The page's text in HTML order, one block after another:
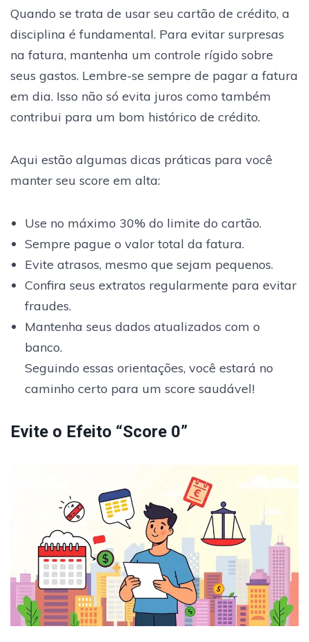
Quando se trata de usar seu cartão de crédito, a
disciplina é fundamental. Para evitar surpresas
na fatura, mantenha um controle rígido sobre
seus gastos. Lembre-se sempre de pagar a fatura
em dia. Isso não só evita juros como também
contribui para um bom histórico de crédito.
Aqui estão algumas dicas práticas para você
manter seu score em alta:
Use no máximo 30% do limite do cartão.
Sempre pague o valor total da fatura.
Evite atrasos, mesmo que sejam pequenos.
Confira seus extratos regularmente para evitar
fraudes.
Mantenha seus dados atualizados com o
banco.
Seguindo essas orientações, você estará no
caminho certo para um score saudável!
Evite o Efeito “Score 0”